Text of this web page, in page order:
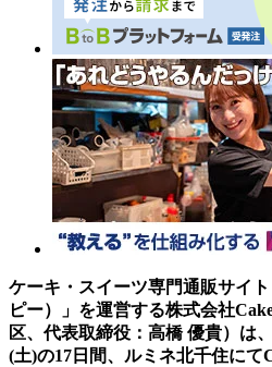
ケーキ・スイーツ専門通販サイ
ピー）」を運営する株式会社
区、代表取締役：高橋 優貴）は
(土)の17日間、ルミネ北千住にて